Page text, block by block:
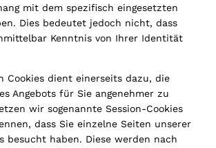
mit dem spezifisch eingesetzten
Dies bedeutet jedoch nicht, dass
Kenntnis von Ihrer Identität
Cookies dient einerseits dazu, die
Angebots für Sie angenehmer zu
wir sogenannte Session-Cookies
dass Sie einzelne Seiten unserer
besucht haben. Diese werden nach